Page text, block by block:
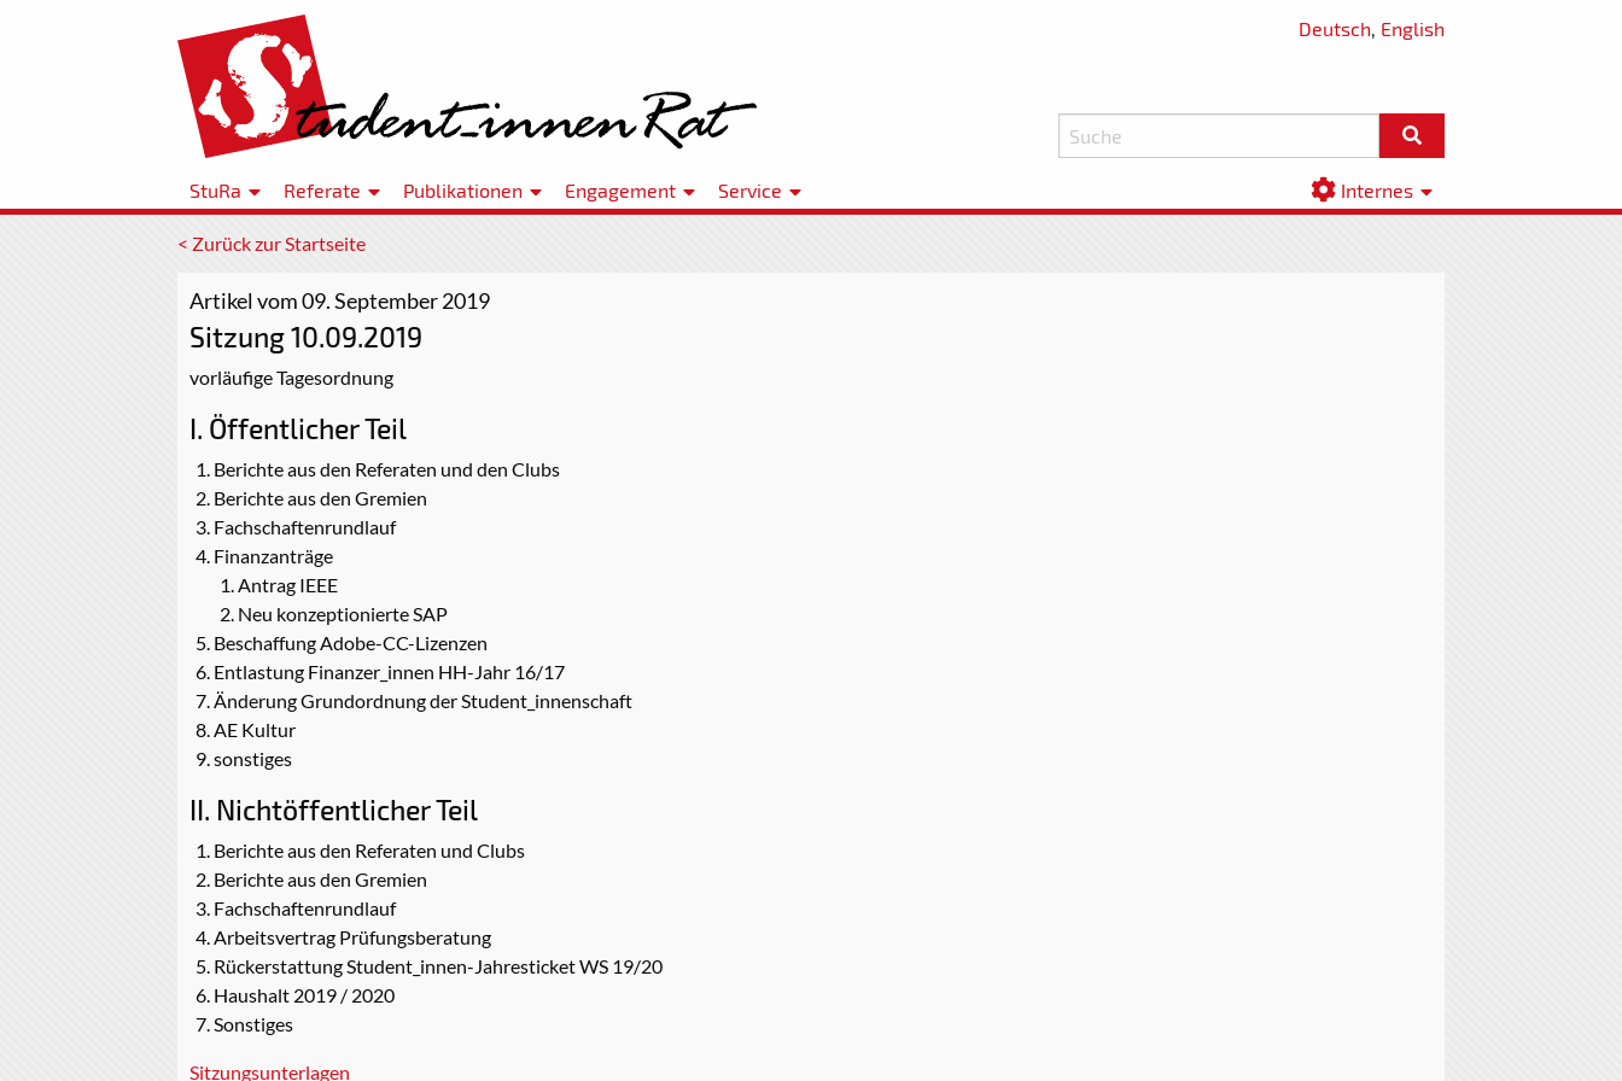
Deutsch, English
StuRa Referate Publikationen Engagement Service Internes
< Zurück zur Startseite
Artikel vom 09. September 2019
Sitzung 10.09.2019
vorläufige Tagesordnung
I. Öffentlicher Teil
Berichte aus den Referaten und den Clubs
Berichte aus den Gremien
Fachschaftenrundlauf
Finanzanträge
Antrag IEEE
Neu konzeptionierte SAP
Beschaffung Adobe-CC-Lizenzen
Entlastung Finanzer_innen HH-Jahr 16/17
Änderung Grundordnung der Student_innenschaft
AE Kultur
sonstiges
II. Nichtöffentlicher Teil
Berichte aus den Referaten und Clubs
Berichte aus den Gremien
Fachschaftenrundlauf
Arbeitsvertrag Prüfungsberatung
Rückerstattung Student_innen-Jahresticket WS 19/20
Haushalt 2019 / 2020
Sonstiges
Sitzungsunterlagen